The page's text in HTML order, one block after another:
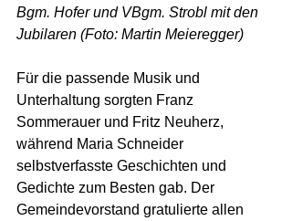
Bgm. Hofer und VBgm. Strobl mit den
Jubilaren (Foto: Martin Meieregger)
Für die passende Musik und
Unterhaltung sorgten Franz
Sommerauer und Fritz Neuherz,
während Maria Schneider
selbstverfasste Geschichten und
Gedichte zum Besten gab. Der
Gemeindevorstand gratulierte allen